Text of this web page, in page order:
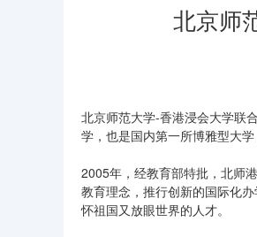
北京师
北京师范大学-香港浸会大学联
学，也是国内第一所博雅型大学
2005年，经教育部特批，北师
教育理念，推行创新的国际化
怀祖国又放眼世界的人才。